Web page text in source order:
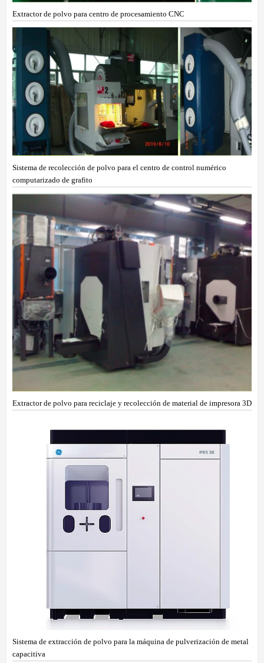
Extractor de polvo para centro de procesamiento CNC
Sistema de recolección de polvo para el centro de control numérico
computarizado de grafito
Extractor de polvo para reciclaje y recolección de material de impresora 3D
Sistema de extracción de polvo para la máquina de pulverización de metal
capacitiva